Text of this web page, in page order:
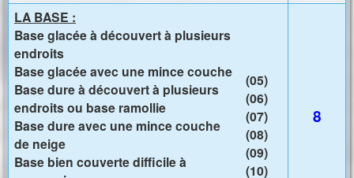
LA BASE :
Base glacée à découvert à plusieurs
endroits
Base glacée avec une mince couche
Base dure à découvert à plusieurs
endroits ou base ramollie
Base dure avec une mince couche
de neige
Base bien couverte difficile à
(05)
(06)
(07)
(08)
(09)
(10)
8